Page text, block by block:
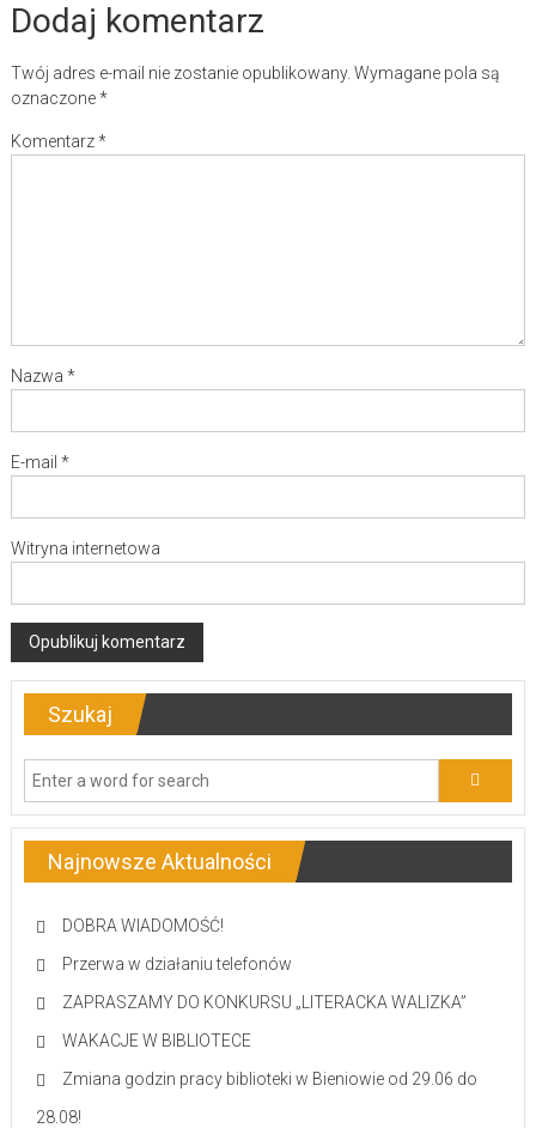
Dodaj komentarz
Twój adres e-mail nie zostanie opublikowany. Wymagane pola są
oznaczone*
Komentarz*
Nazwa *
E-mail *
Witryna internetowa
Szukaj
Najnowsze Aktualności
DOBRA WIADOMOŚĆ!
Przerwa w działaniu telefonów
ZAPRASZAMY DO KONKURSU „LITERACKA WALIZKA”
WAKACJE W BIBLIOTECE
Zmiana godzin pracy biblioteki w Bieniowie od 29.06 do
28.08!